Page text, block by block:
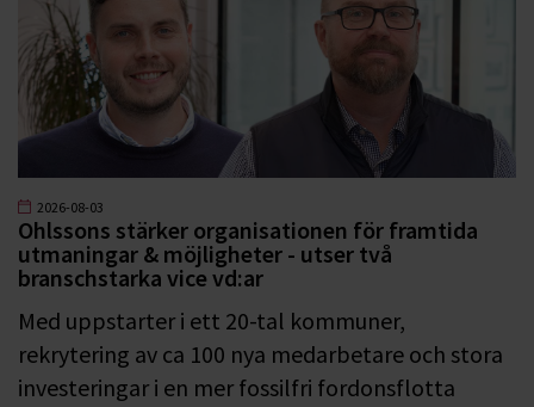
2026-08-03
Ohlssons stärker organisationen för framtida
utmaningar & möjligheter - utser två
branschstarka vice vd:ar
Med uppstarter i ett 20-tal kommuner,
rekrytering av ca 100 nya medarbetare och stora
investeringar i en mer fossilfri fordonsflotta